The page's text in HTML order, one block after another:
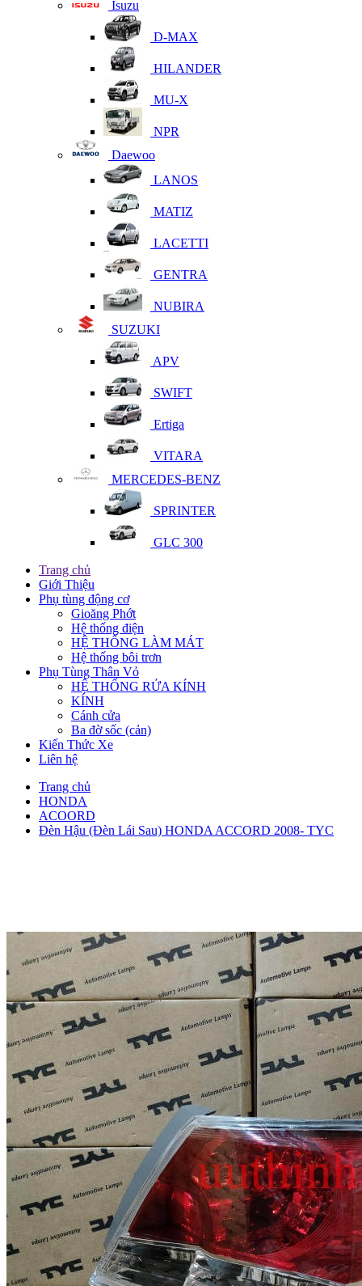
Isuzu
D-MAX
HILANDER
MU-X
NPR
Daewoo
LANOS
MATIZ
LACETTI
GENTRA
NUBIRA
SUZUKI
APV
SWIFT
Ertiga
VITARA
MERCEDES-BENZ
SPRINTER
GLC 300
Trang chủ
Giới Thiệu
Phụ tùng động cơ
Gioăng Phớt
Hệ thống điện
HỆ THỐNG LÀM MÁT
Hệ thống bôi trơn
Phụ Tùng Thân Vỏ
HỆ THỐNG RỬA KÍNH
KÍNH
Cánh cửa
Ba đờ sốc (cản)
Kiến Thức Xe
Liên hệ
Trang chủ
HONDA
ACOORD
Đèn Hậu (Đèn Lái Sau) HONDA ACCORD 2008- TYC